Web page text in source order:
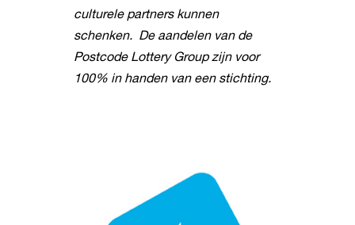
culturele partners kunnen
schenken. De aandelen van de
Postcode Lottery Group zijn voor
100% in handen van een stichting.